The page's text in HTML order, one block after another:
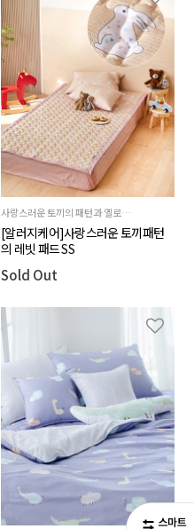
사랑스러운 토끼의 패턴과 옐로우 컬러의 제품
[알러지케어]사랑스러운 토끼패턴
의 레빗 패드 SS
Sold Out